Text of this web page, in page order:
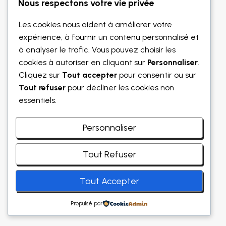
© 2026 - Thème WordPress parKadence WP
Nous respectons votre vie privée
Les cookies nous aident à améliorer votre
expérience, à fournir un contenu personnalisé et
à analyser le trafic. Vous pouvez choisir les
cookies à autoriser en cliquant sur Personnaliser
Cliquez sur Tout accepter pour consentir ou sur
Tout refuser pour décliner les cookies non
essentiels.
Personnaliser
Tout Refuser
Tout Accepter
Propulsé par